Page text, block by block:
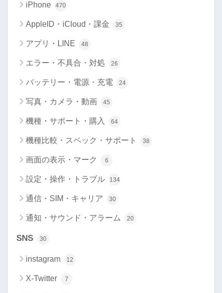
iPhone 470
AppleID・iCloud・課金 35
アプリ・LINE 48
エラー・不具合・対処 26
バッテリー・電源・充電 24
写真・カメラ・動画 45
機種・サポート・購入 64
機種比較・スペック・サポート 38
画面の表示・マーク 6
設定・操作・トラブル 134
通信・SIM・キャリア 30
通知・サウンド・アラーム 20
SNS 30
instagram 12
X-Twitter 7